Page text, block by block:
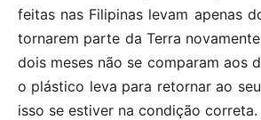
feitas nas Filipinas levam apenas
tornarem parte da Terra
dois meses não se comparam aos
o plástico leva para retornar ao
isso se estiver na condição correta.